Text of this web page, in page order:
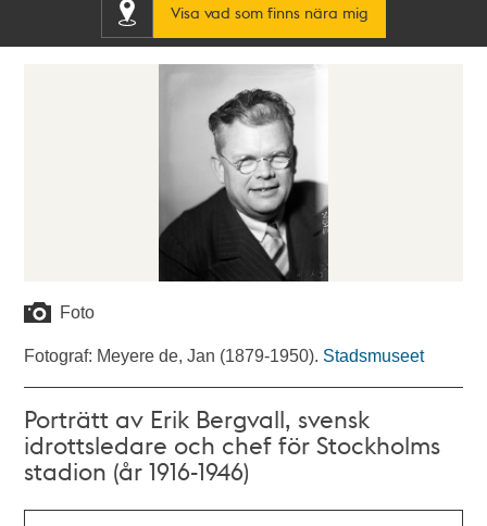
Visa vad som finns nära mig
Foto
Fotograf: Meyere de, Jan (1879-1950). Stadsmuseet
Porträtt av Erik Bergvall, svensk
idrottsledare och chef för Stockholms
stadion (år 1916-1946)